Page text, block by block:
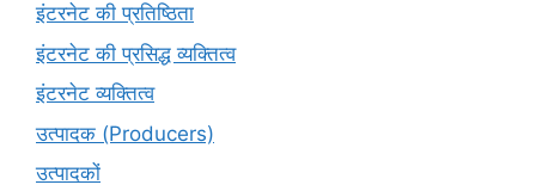
इंटरनेट की प्रतिष्ठिता
इंटरनेट की प्रसिद्ध व्यक्तित्व
इंटरनेट व्यक्तित्व
उत्पादक (Producers)
उत्पादकों